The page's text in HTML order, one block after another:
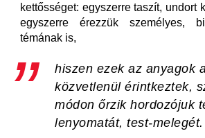
kettősséget: egyszerre taszít, undort
egyszerre érezzük személyes,
témának is,
hiszen ezek az anyagok
közvetlenül érintkeztek,
módon őrzik hordozójuk
lenyomatát, test-melegét.